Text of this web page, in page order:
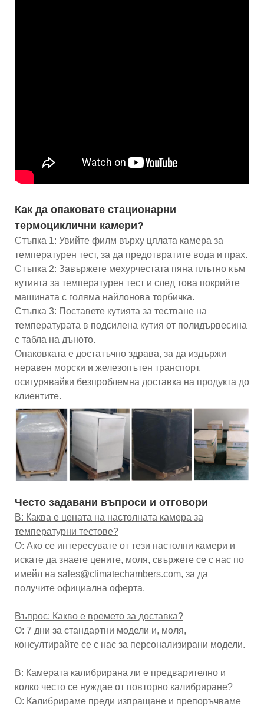
Как да опаковате стационарни
термоциклични камери?
Стъпка 1: Увийте филм върху цялата камера за
температурен тест, за да предотвратите вода и прах.
Стъпка 2: Завържете мехурчестата пяна плътно към
кутията за температурен тест и след това покрийте
машината с голяма найлонова торбичка.
Стъпка 3: Поставете кутията за тестване на
температурата в подсилена кутия от полидървесина
с табла на дъното.
Опаковката е достатъчно здрава, за да издържи
неравен морски и железопътен транспорт,
осигурявайки безпроблемна доставка на продукта до
клиентите.
Често задавани въпроси и отговори
В: Каква е цената на настолната камера за
температурни тестове?
О: Ако се интересувате от тези настолни камери и
искате да знаете цените, моля, свържете се с нас по
имейл на sales@climatechambers.com, за да
получите официална оферта.
Въпрос: Какво е времето за доставка?
О: 7 дни за стандартни модели и, моля,
консултирайте се с нас за персонализирани модели.
В: Камерата калибрирана ли е предварително и
колко често се нуждае от повторно калибриране?
О: Калибрираме преди изпращане и препоръчваме